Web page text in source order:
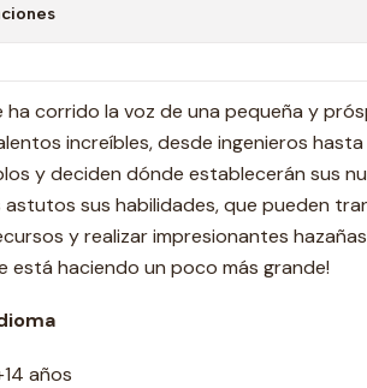
ha corrido la voz de una pequeña y
increíbles, desde ingenieros
y deciden dónde establecerán sus
astutos sus habilidades, que pueden
y realizar impresionantes
está haciendo un poco más grande!
años